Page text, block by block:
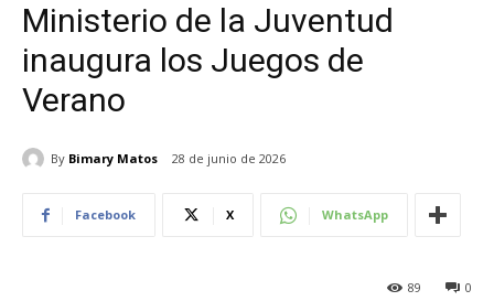
Ministerio de la Juventud
inaugura los Juegos de
Verano
By Bimary Matos 28 de junio de 2026
Facebook X WhatsApp
0
89